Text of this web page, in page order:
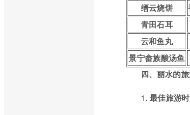
缙云烧饼
青田石耳
云和鱼丸
景宁畲族酸汤鱼
四、丽水的
1. 最佳旅游